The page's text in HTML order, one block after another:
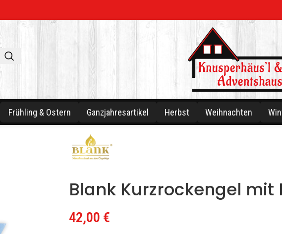
Frühling & Ostern Ganzjahresartikel Herbst Weihnachten
Blank Kurzrockengel
42,00 €